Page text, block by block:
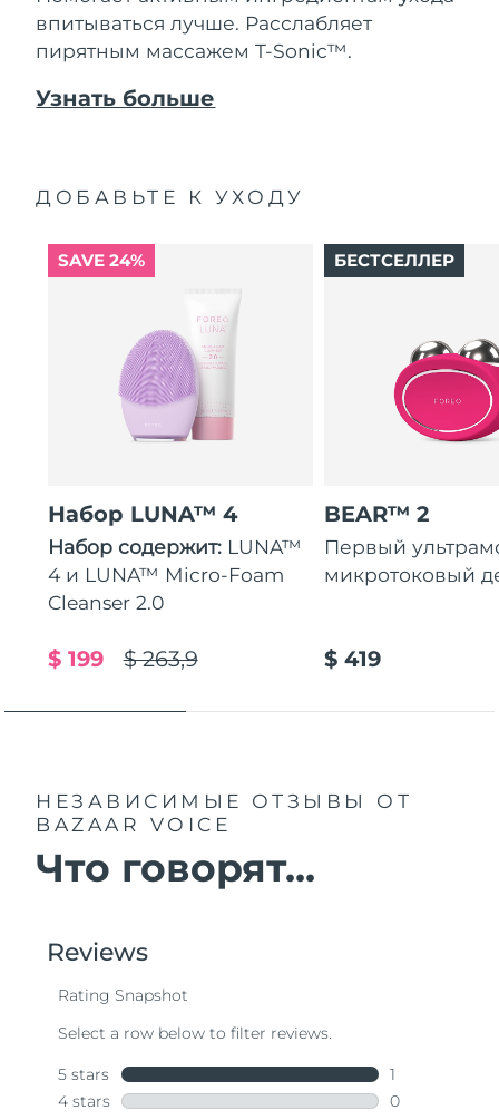
впитываться лучше. Расслабляет
пирятным массажем T-Sonic™.
Узнать больше
ДОБАВЬТЕ К УХОДУ
SAVE 24%
Набор LUNA™ 4
Набор содержит: LUNA™
4 и LUNA™ Micro-Foam
Cleanser 2.0
$ 263,9
$ 199
BEAR™ 2
Первый
микротоковый
$ 419
БЕСТСЕЛЛЕР
НЕЗАВИСИМЫЕ ОТЗЫВЫ
ОТ
BAZAAR VOICE
Что говорят...